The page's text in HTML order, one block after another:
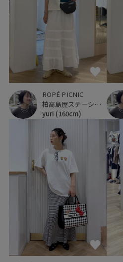
ROPÉ PICNIC
柏高島屋ステーションモール
yuri (160cm)